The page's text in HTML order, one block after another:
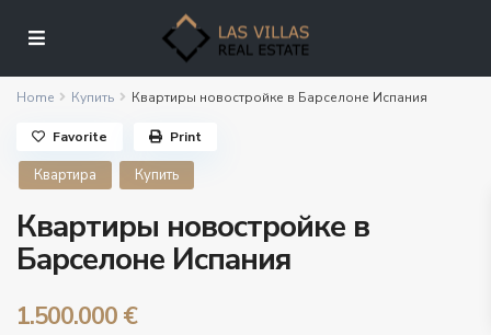
Home Купить Квартиры новостройке в Барселоне Испания
Квартира Купить
Квартиры новостройке в
Барселоне Испания
1.500.000 €
Favorite Print